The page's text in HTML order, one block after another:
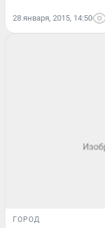
28 января, 2015, 14:50
ГОРОД